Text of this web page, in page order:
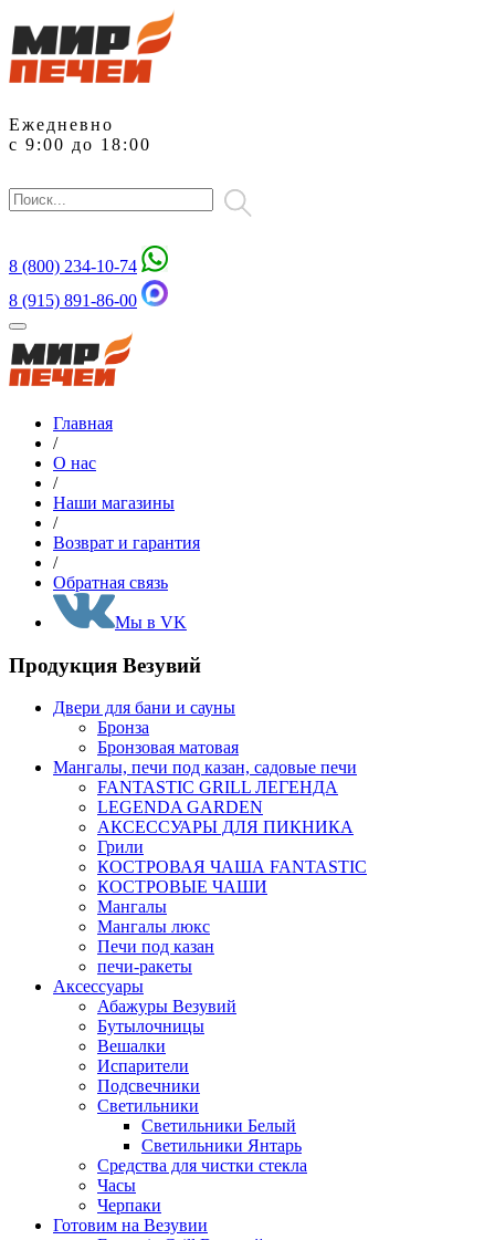
Ежедневно
с 9:00 до 18:00
8 (800) 234-10-74
8 (915) 891-86-00
Главная
/
О нас
/
Наши магазины
/
Возврат и гарантия
/
Обратная связь
Мы в VK
Продукция Везувий
Двери для бани и сауны
Бронза
Бронзовая матовая
Мангалы, печи под казан, садовые печи
FANTASTIC GRILL ЛЕГЕНДА
LEGENDA GARDEN
АКСЕССУАРЫ ДЛЯ ПИКНИКА
Грили
КОСТРОВАЯ ЧАША FANTASTIC
КОСТРОВЫЕ ЧАШИ
Мангалы
Мангалы люкс
Печи под казан
печи-ракеты
Аксессуары
Абажуры Везувий
Бутылочницы
Вешалки
Испарители
Подсвечники
Светильники
Светильники Белый
Светильники Янтарь
Средства для чистки стекла
Часы
Черпаки
Готовим на Везувии